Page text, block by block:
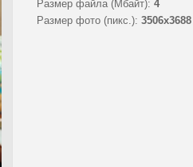
Размер файла (Мбайт): 4
Размер фото (пикс.): 3506x3688